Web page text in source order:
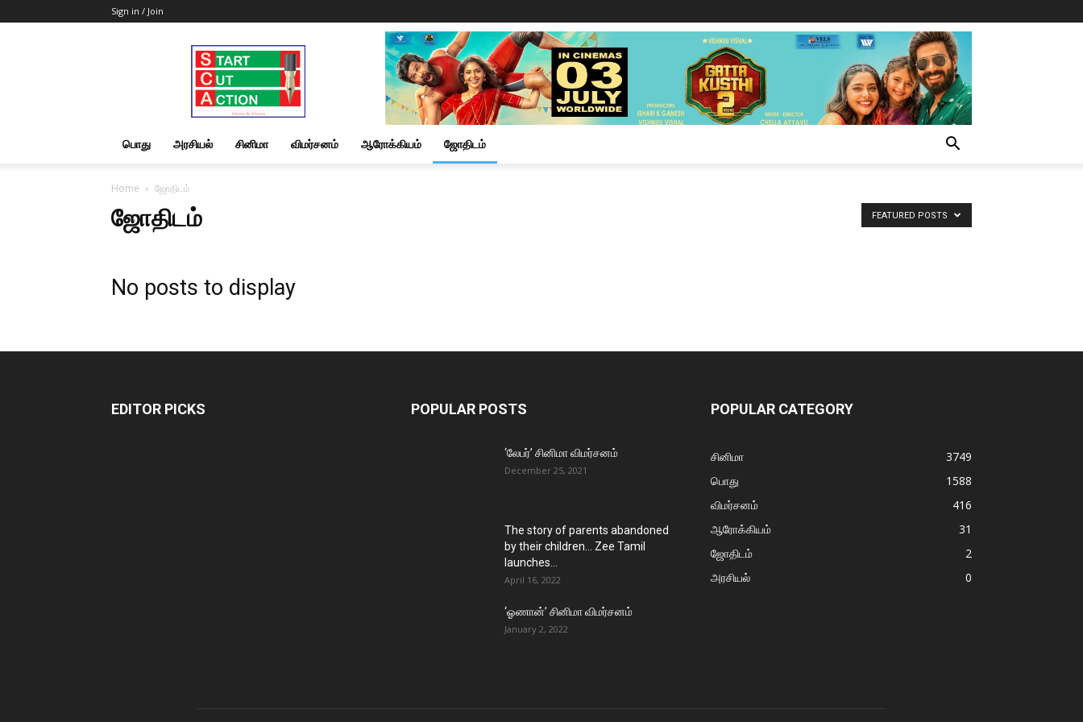
Sign in / Join
Start
Cut
Action
|
News
&
பொது அரசியல் சினிமா விமர்சனம் ஆரோக்கியம் ஜோதிடம்
Home ஜோதிடம்
ஜோதிடம் FEATURED POSTS
No posts to display
EDITOR PICKS POPULAR POSTS
‘லேபர்’ சினிமா விமர்சனம்
December 25, 2021
The story of parents abandoned
by their children… Zee Tamil
launches...
April 16, 2022
‘ஓணான்’ சினிமா விமர்சனம்
January 2, 2022
POPULAR CATEGORY
சினிமா
3749
பொது
1588
விமர்சனம்
416
ஆரோக்கியம்
31
ஜோதிடம்
2
அரசியல்
0